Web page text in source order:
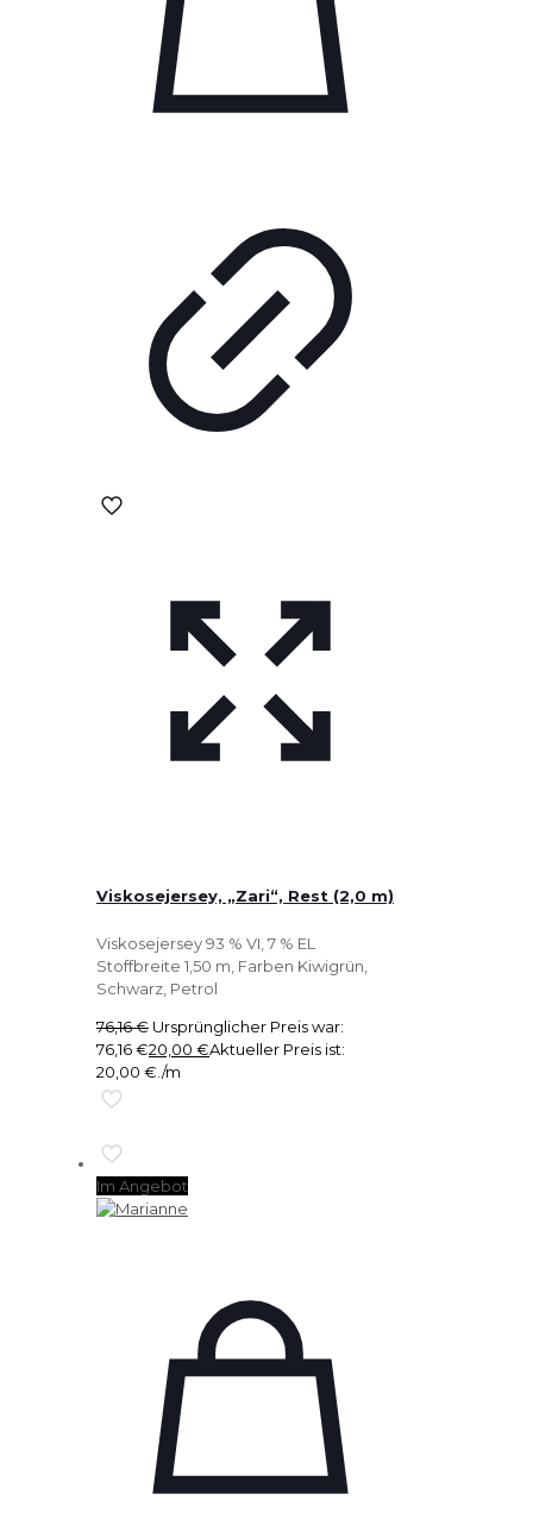
Viskosejersey, „Zari“, Rest (2,0 m)
Viskosejersey 93 % VI, 7 % EL
Stoffbreite 1,50 m, Farben Kiwigrün,
Schwarz, Petrol
76,16€ Ursprünglicher Preis war:
76,16 €20,00 €Aktueller Preis ist:
20,00 €./m
Im Angebot